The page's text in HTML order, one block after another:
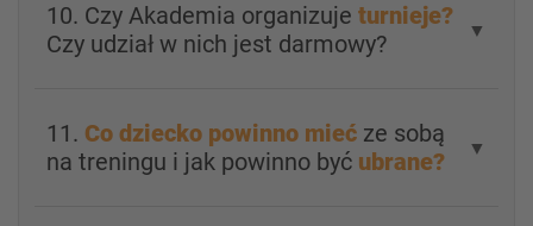
10. Czy Akademia organizuje turnieje?
Czy udział w nich jest darmowy?
▼
11. Co dziecko powinno mieć ze sobą
na treningu i jak powinno być ubrane? ▼